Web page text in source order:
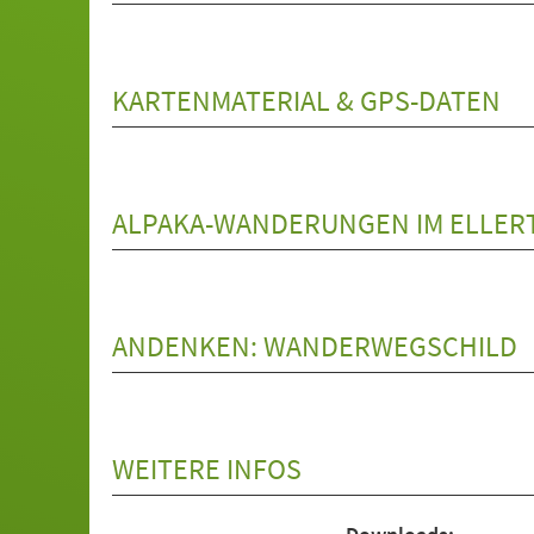
KARTENMATERIAL & GPS-DATEN
ALPAKA-WANDERUNGEN IM
ANDENKEN: WANDERWEGSCHILD
WEITERE INFOS